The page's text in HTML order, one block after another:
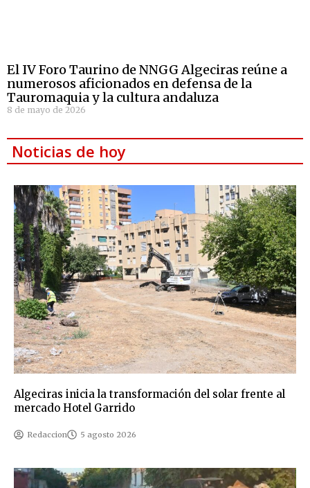
El IV Foro Taurino de NNGG Algeciras reúne a
numerosos aficionados en defensa de la
Tauromaquia y la cultura andaluza
8 de mayo de 2026
Noticias de hoy
Algeciras inicia la transformación del solar frente al
mercado Hotel Garrido
Redaccion 5 agosto 2026